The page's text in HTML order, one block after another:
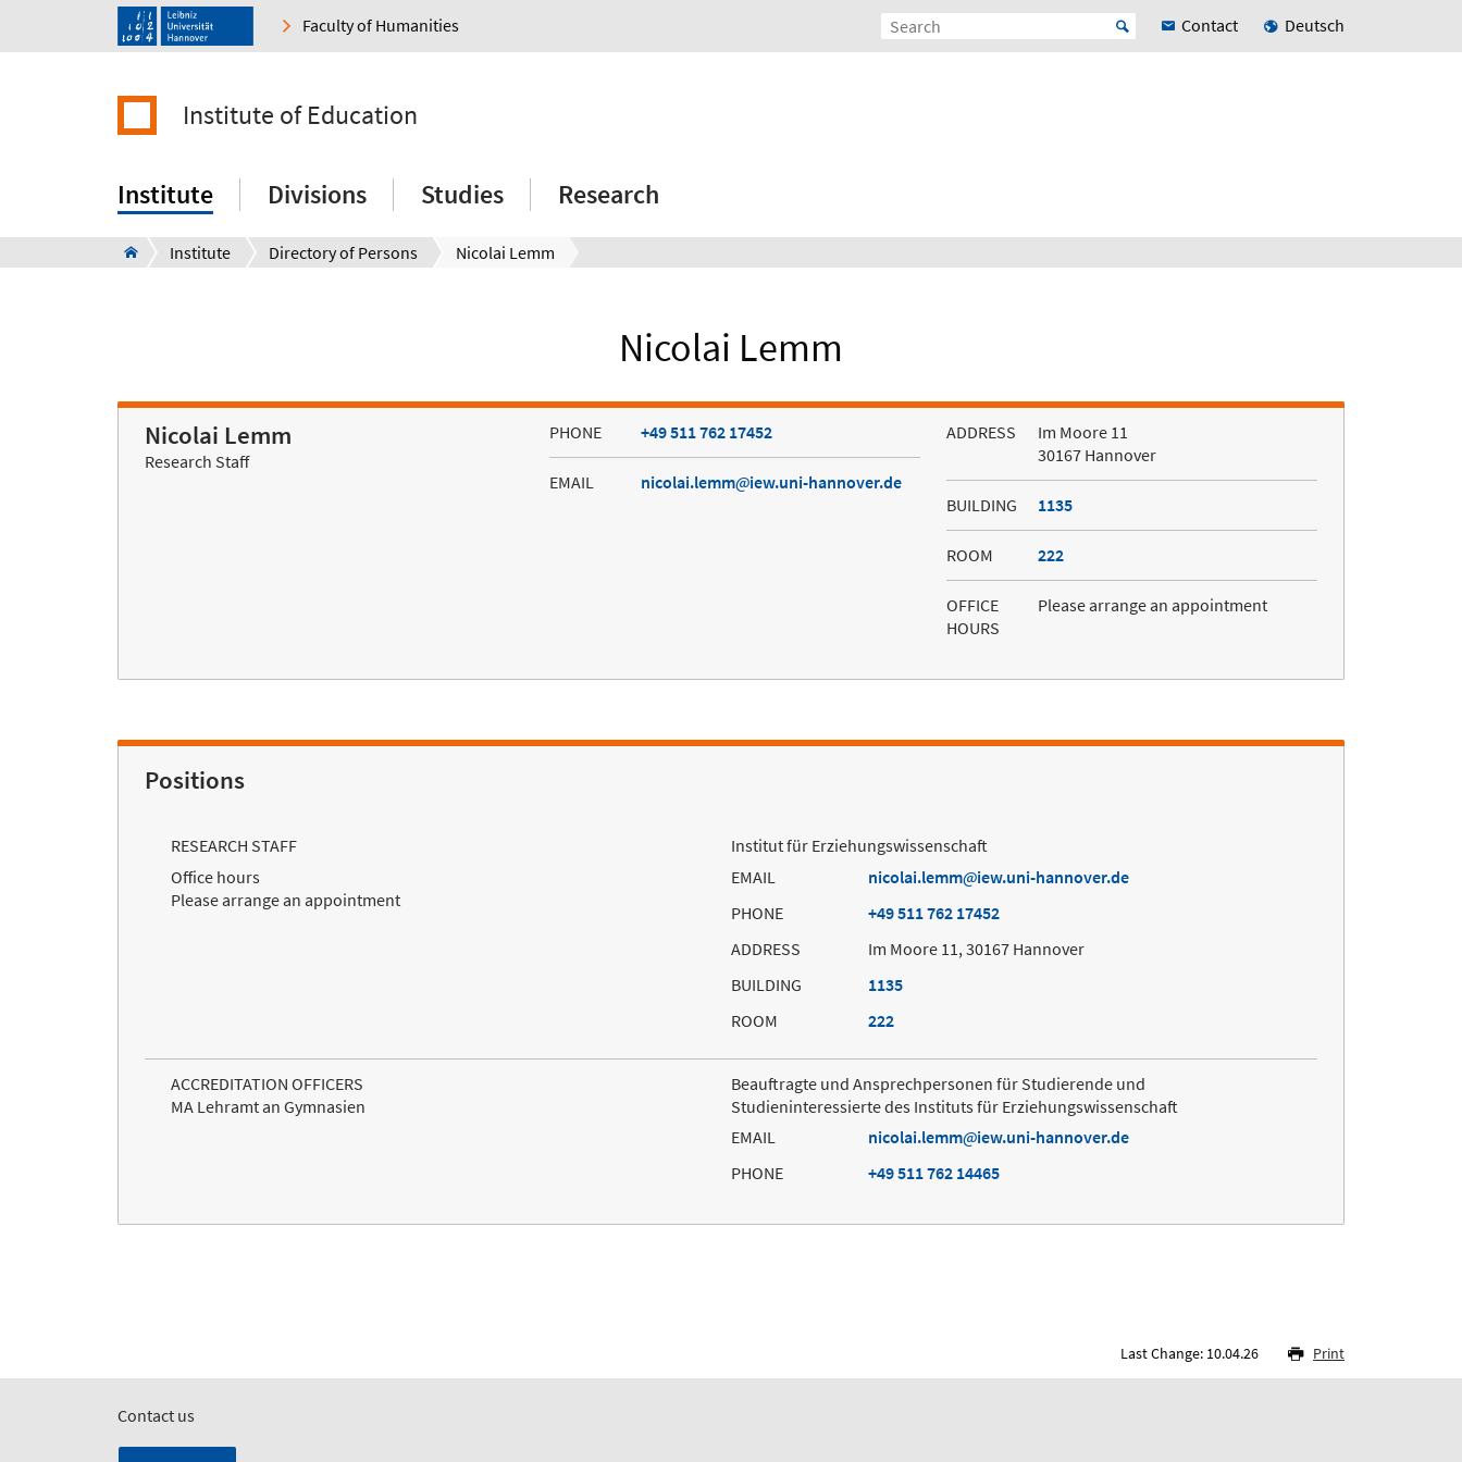
Faculty of Humanities Contact Deutsch
Institute of Education
Institute Divisions Studies Research
Institute Directory of Persons Nicolai Lemm
Nicolai Lemm
Nicolai Lemm
Research Staff
PHONE +49 511 762 17452
EMAIL nicolai.lemm iew.uni-hannover.de
ADDRESS
Im Moore 11
30167 Hannover
BUILDING 1135
ROOM 222
OFFICE
HOURS
Please arrange an appointment
Positions
RESEARCH STAFF
Office hours
Please arrange an appointment
Institut für Erziehungswissenschaft
EMAIL
nicolai.lemm
iew.uni-hannover.de
PHONE
+49 511 762 17452
ADDRESS
Im Moore 11, 30167 Hannover
BUILDING
1135
ROOM
222
ACCREDITATION OFFICERS
MA Lehramt an Gymnasien
Beauftragte und Ansprechpersonen für Studierende und
Studieninteressierte des Instituts für Erziehungswissenschaft
EMAIL
nicolai.lemm
iew.uni-hannover.de
PHONE
+49 511 762 14465
Last Change: 10.04.26 Print
Contact us